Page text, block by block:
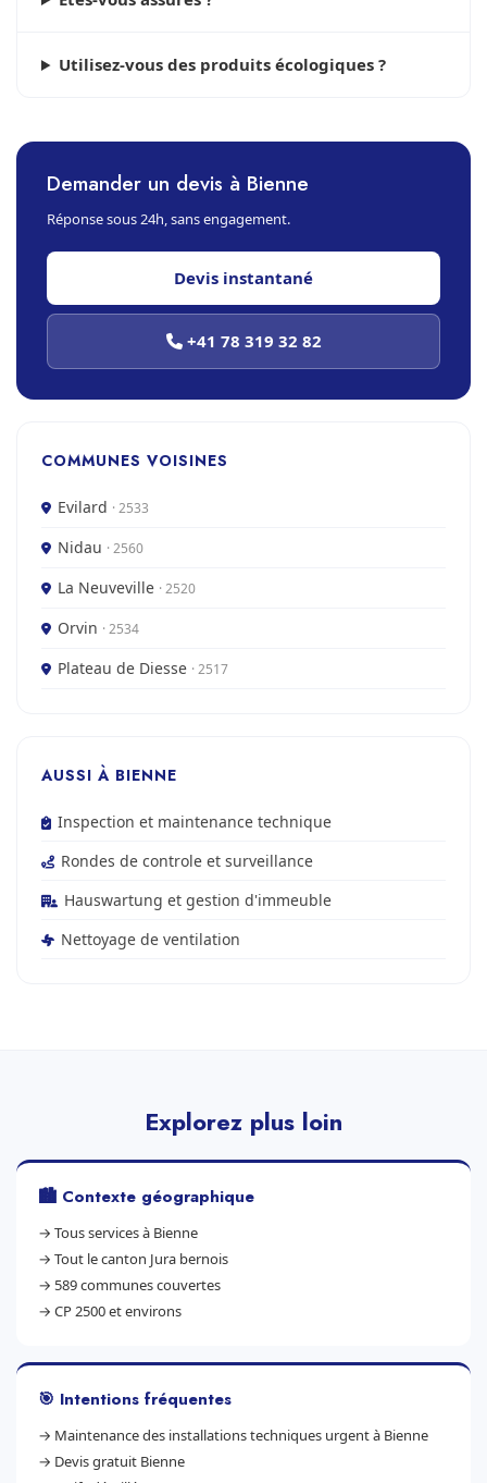
Utilisez-vous des produits écologiques ?
Demander un devis à Bienne
Réponse sous 24h, sans engagement.
Devis instantané
+41 78 319 32 82
COMMUNES VOISINES
Evilard · 2533
Nidau · 2560
La Neuveville · 2520
Orvin · 2534
Plateau de Diesse · 2517
AUSSI À BIENNE
Inspection et maintenance technique
Rondes de controle et surveillance
Hauswartung et gestion d'immeuble
Nettoyage de ventilation
Explorez plus loin
🏙️ Contexte géographique
→ Tous services à Bienne
→ Tout le canton Jura bernois
→ 589 communes couvertes
→ CP 2500 et environs
🎯 Intentions fréquentes
→ Maintenance des installations techniques urgent à Bienne
→ Devis gratuit Bienne